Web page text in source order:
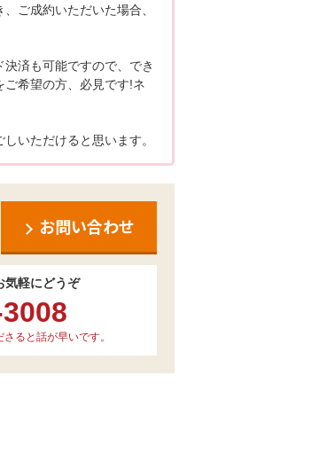
ご成約いただいた場合、
済も可能ですので、でき
希望の方、必見です!ネ
いただけると思います。
お問い合わせ
気軽にどうぞ
ると話が早いです。